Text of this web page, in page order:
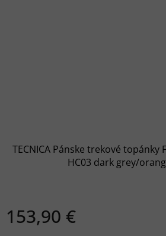
TECNICA Pánske trekové topánky
HC03 dark grey/
153,90 €